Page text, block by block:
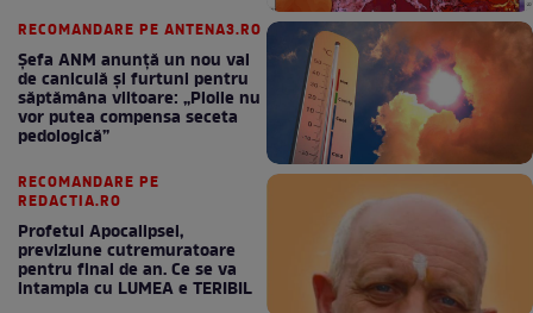
RECOMANDARE PE ANTENA3.RO
Șefa ANM anunță un nou val
de caniculă și furtuni pentru
săptămâna viitoare: „Ploile nu
vor putea compensa seceta
pedologică”
RECOMANDARE PE
REDACTIA.RO
Profetul Apocalipsei,
previziune cutremuratoare
pentru final de an. Ce se va
intampla cu LUMEA e TERIBIL